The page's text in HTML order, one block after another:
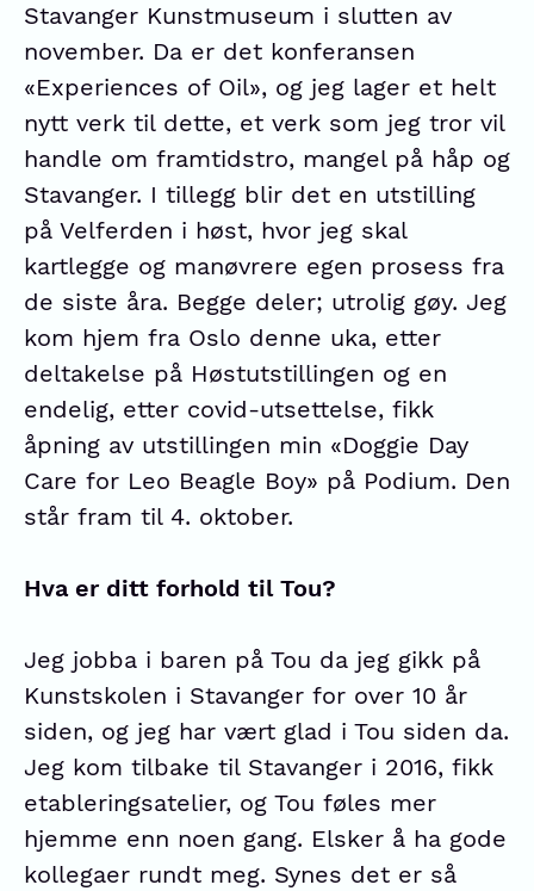
Stavanger Kunstmuseum i slutten av
november. Da er det konferansen
«Experiences of Oil», og jeg lager et helt
nytt verk til dette, et verk som jeg tror vil
handle om framtidstro, mangel på håp og
Stavanger. I tillegg blir det en utstilling
på Velferden i høst, hvor jeg skal
kartlegge og manøvrere egen prosess fra
de siste åra. Begge deler; utrolig gøy. Jeg
kom hjem fra Oslo denne uka, etter
deltakelse på Høstutstillingen og en
endelig, etter covid-utsettelse, fikk
åpning av utstillingen min «Doggie Day
Care for Leo Beagle Boy» på Podium. Den
står fram til 4. oktober.
Hva er ditt forhold til Tou?
Jeg jobba i baren på Tou da jeg gikk på
Kunstskolen i Stavanger for over 10 år
siden, og jeg har vært glad i Tou siden da.
Jeg kom tilbake til Stavanger i 2016, fikk
etableringsatelier, og Tou føles mer
hjemme enn noen gang. Elsker å ha gode
kollegaer rundt meg. Synes det er så